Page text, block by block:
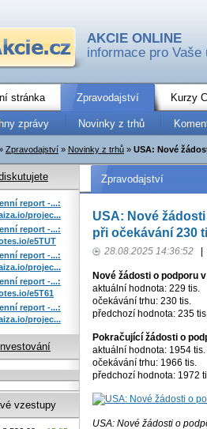
AKCIE ONLINE
informace pro
stránka Zpravodajství Kurzy
zprávy Novinky z trhů
Zpravodajství » Novinky z trhů » USA: Nové
Zpravodajství
USA: Nové
při očekávání 230
28.08.2025 14:36:52
Nové žádosti o podporu
aktuální hodnota: 229 tis.
očekávání trhu: 230 tis.
předchozí hodnota: 235
Pokračující žádosti o
aktuální hodnota: 1954 tis.
očekávání trhu: 1966 tis.
předchozí hodnota: 1972
USA: Nové žádosti o
report -...:
projec...
report -...:
e5TUT
report -...:
projec...
report -...:
e5T61
report -...:
projec...
vzestupy